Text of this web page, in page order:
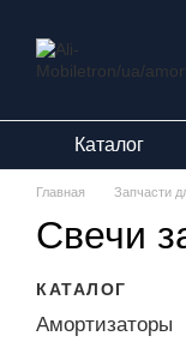
Каталог
Главная Запчасти
Свечи
КАТАЛОГ
Амортизаторы